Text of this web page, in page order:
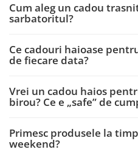
Cum aleg un cadou
sarbatoritul?
Ce cadouri haioase
de fiecare data?
Vrei un cadou haios
birou? Ce e „safe” de
Primesc produsele la
weekend?